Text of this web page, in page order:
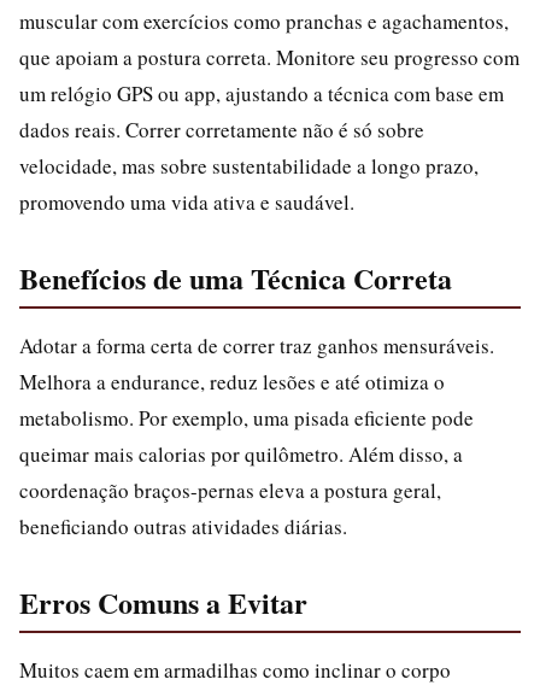
muscular com exercícios como pranchas e agachamentos,
que apoiam a postura correta. Monitore seu progresso com
um relógio GPS ou app, ajustando a técnica com base em
dados reais. Correr corretamente não é só sobre
velocidade, mas sobre sustentabilidade a longo prazo,
promovendo uma vida ativa e saudável.
Benefícios de uma Técnica Correta
Adotar a forma certa de correr traz ganhos mensuráveis.
Melhora a endurance, reduz lesões e até otimiza o
metabolismo. Por exemplo, uma pisada eficiente pode
queimar mais calorias por quilômetro. Além disso, a
coordenação braços-pernas eleva a postura geral,
beneficiando outras atividades diárias.
Erros Comuns a Evitar
Muitos caem em armadilhas como inclinar o corpo